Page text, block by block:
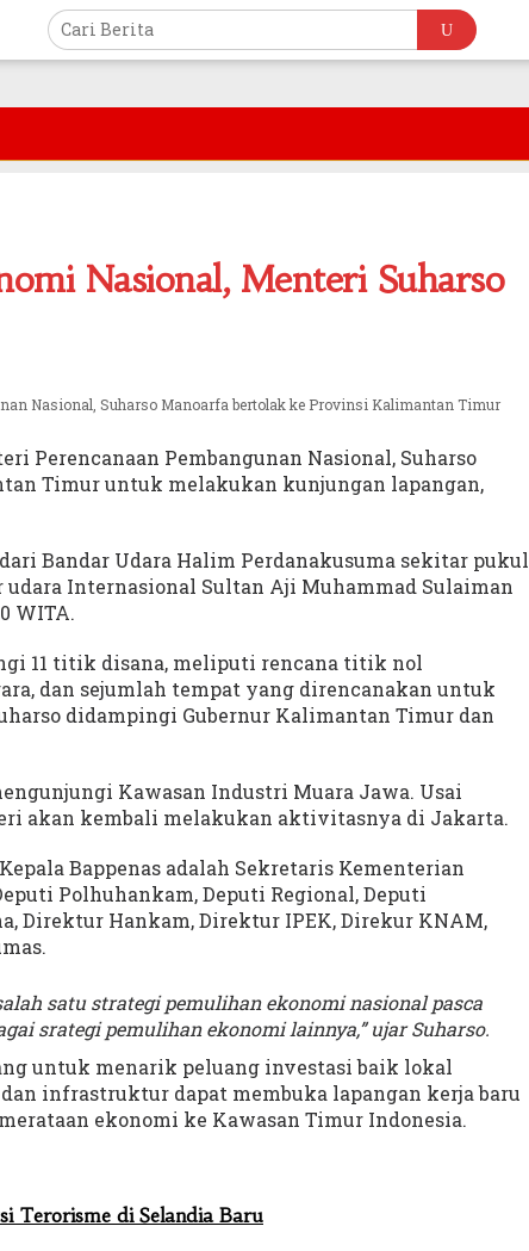
Nasional, Menteri Suharso
Nasional, Suharso Manoarfa bertolak ke Provinsi Kalimantan Timur
Perencanaan Pembangunan Nasional, Suharso
Timur untuk melakukan kunjungan lapangan,
Bandar Udara Halim Perdanakusuma sekitar pukul
udara Internasional Sultan Aji Muhammad Sulaiman
WITA.
11 titik disana, meliputi rencana titik nol
dan sejumlah tempat yang direncanakan untuk
didampingi Gubernur Kalimantan Timur dan
Kawasan Industri Muara Jawa. Usai
akan kembali melakukan aktivitasnya di Jakarta.
Bappenas adalah Sekretaris Kementerian
Polhuhankam, Deputi Regional, Deputi
Direktur Hankam, Direktur IPEK, Direkur KNAM,
satu strategi pemulihan ekonomi nasional pasca
srategi pemulihan ekonomi lainnya,” ujar Suharso.
untuk menarik peluang investasi baik lokal
infrastruktur dapat membuka lapangan kerja baru
ekonomi ke Kawasan Timur Indonesia.
Terorisme di Selandia Baru